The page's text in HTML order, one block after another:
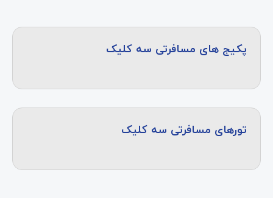
پکیج های مسافرتی سه کلیک
تورهای مسافرتی سه کلیک